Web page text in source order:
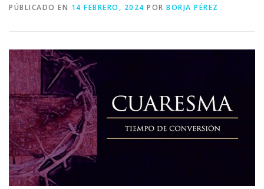
TEXTOS Y DOCUMENTOS
PÚBLICADO EN 14 FEBRERO, 2024 POR BORJA PÉREZ